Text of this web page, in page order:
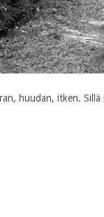
huudan, itken.